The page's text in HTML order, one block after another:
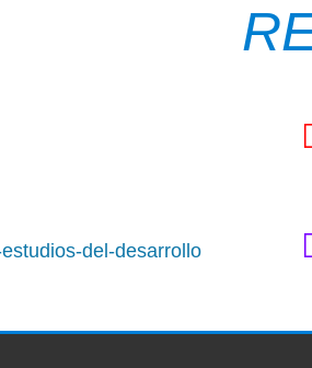
del-desarrollo